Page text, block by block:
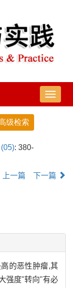
导
航
(05): 380-
上一篇 下一篇
的恶性肿瘤,其
强度"转向"有必